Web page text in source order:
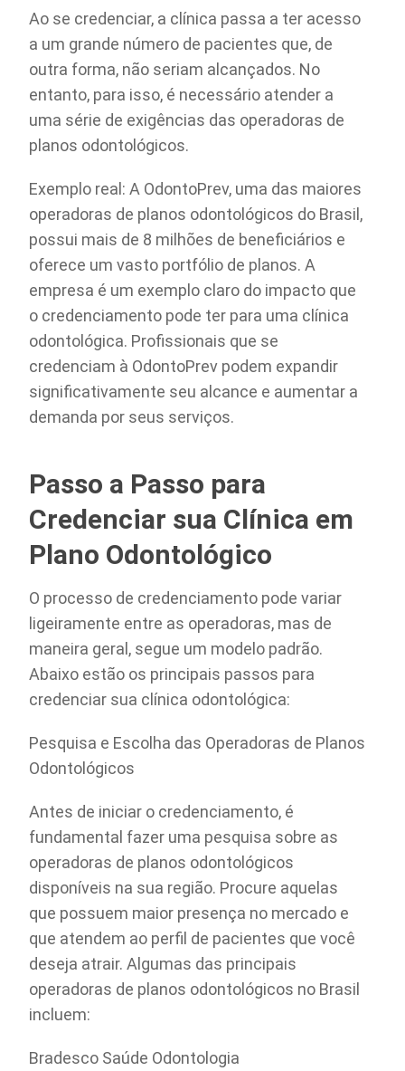
Ao se credenciar, a clínica passa a ter acesso
a um grande número de pacientes que, de
outra forma, não seriam alcançados. No
entanto, para isso, é necessário atender a
uma série de exigências das operadoras de
planos odontológicos.
Exemplo real: A OdontoPrev, uma das maiores
operadoras de planos odontológicos do Brasil,
possui mais de 8 milhões de beneficiários e
oferece um vasto portfólio de planos. A
empresa é um exemplo claro do impacto que
o credenciamento pode ter para uma clínica
odontológica. Profissionais que se
credenciam à OdontoPrev podem expandir
significativamente seu alcance e aumentar a
demanda por seus serviços.
Passo a Passo para
Credenciar sua Clínica em
Plano Odontológico
O processo de credenciamento pode variar
ligeiramente entre as operadoras, mas de
maneira geral, segue um modelo padrão.
Abaixo estão os principais passos para
credenciar sua clínica odontológica:
Pesquisa e Escolha das Operadoras de Planos
Odontológicos
Antes de iniciar o credenciamento, é
fundamental fazer uma pesquisa sobre as
operadoras de planos odontológicos
disponíveis na sua região. Procure aquelas
que possuem maior presença no mercado e
que atendem ao perfil de pacientes que você
deseja atrair. Algumas das principais
operadoras de planos odontológicos no Brasil
incluem:
Bradesco Saúde Odontologia